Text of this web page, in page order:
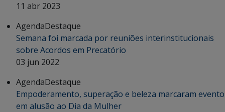
11 abr 2023
AgendaDestaque
Semana foi marcada por reuniões interinstitucionais
sobre Acordos em Precatório
03 jun 2022
AgendaDestaque
Empoderamento, superação e beleza marcaram evento
em alusão ao Dia da Mulher